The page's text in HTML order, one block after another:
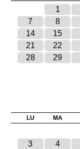
1
7
8
14
15
21
22
28
29
LU MA
3
4